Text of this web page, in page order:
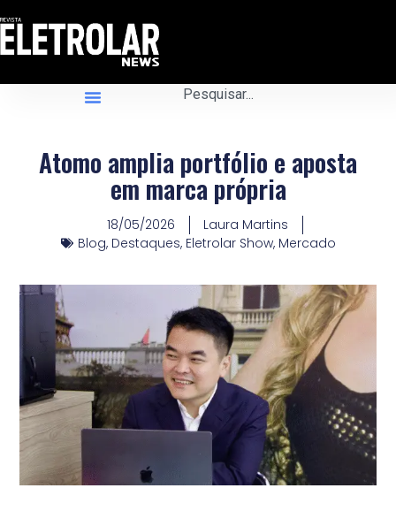
Atomo amplia portfólio e aposta
em marca própria
18/05/2026
Laura Martins
Blog, Destaques, Eletrolar Show, Mercado